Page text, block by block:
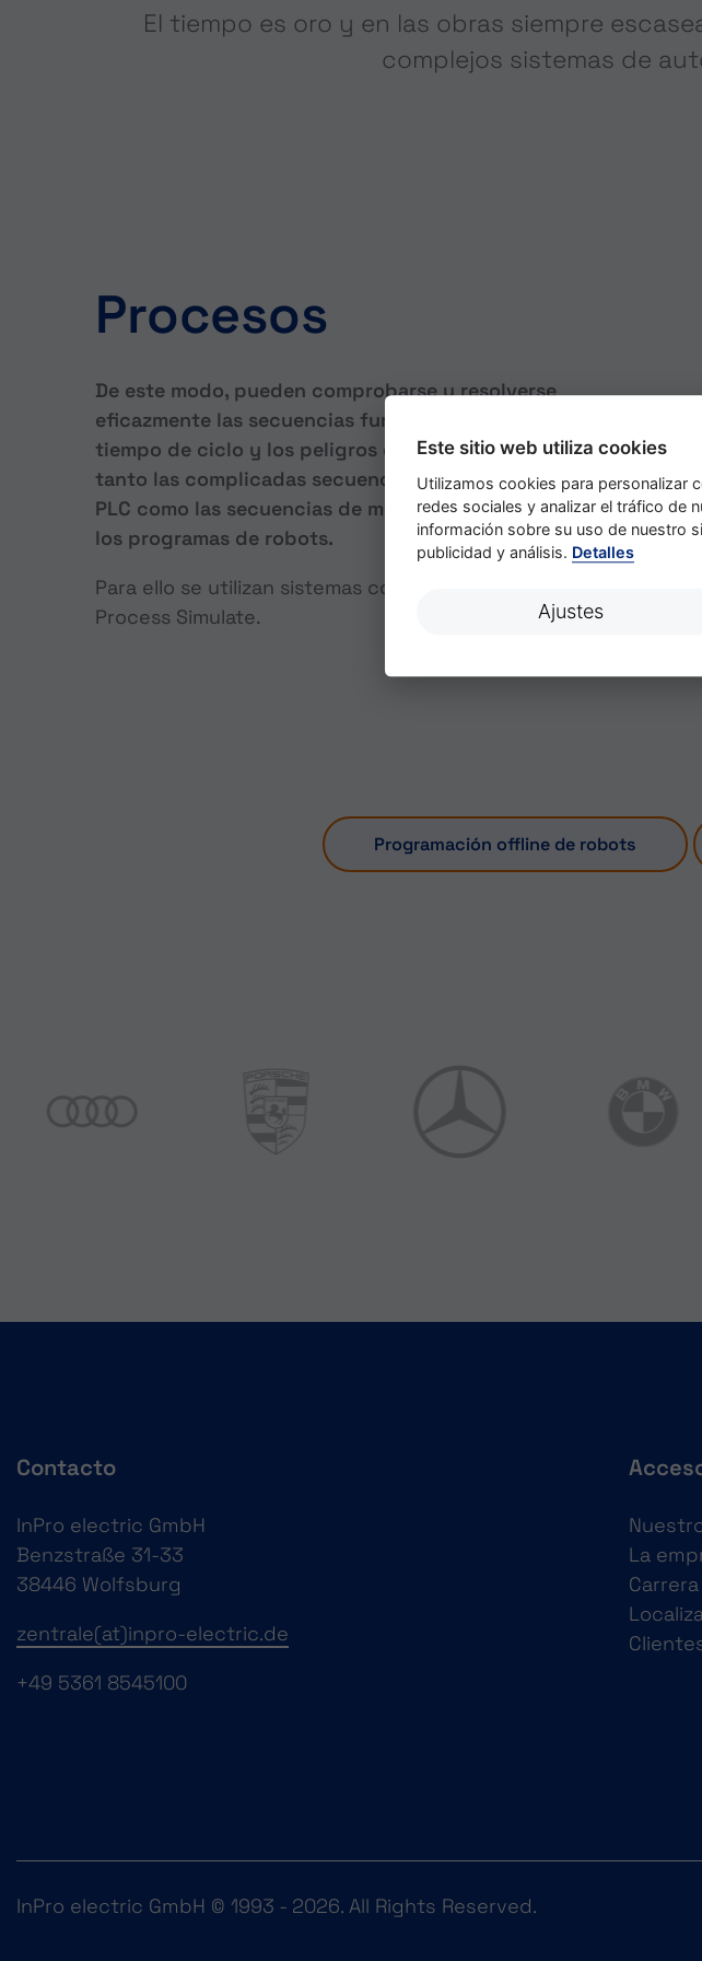
El tiempo es oro y en las obras siempre
complejos sistemas de
Procesos
De este modo, pueden comprobarse y resolverse
eficazmente las secuencias funcionales, los riesgos de
tiempo de ciclo y los peligros de colisión. Simulamos
tanto las complicadas secuencias de los programas de
PLC como las secuencias de movimientos enredados de
los programas de robots.
Para ello se utilizan sistemas como WinMod, Invision o
Process Simulate.
Programación offline de robots
Contacto
InPro electric GmbH
Benzstraße 31-33
38446 Wolfsburg
zentrale(at)inpro-electric.de
+49 5361 8545100
La
InPro electric GmbH © 1993 - 2026. All Rights Reserved.
Este sitio web utiliza cookies
Utilizamos cookies para personalizar
redes sociales y analizar el tráfico de
información sobre su uso de nuestro
publicidad y análisis. Detalles
Ajustes